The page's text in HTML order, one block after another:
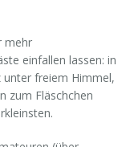
mehr
einfallen lassen: in
unter freiem Himmel,
zum Fläschchen